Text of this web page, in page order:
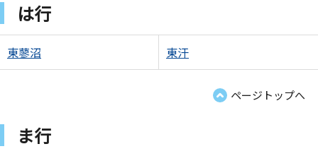
は行
東蓼沼 東汗
ページトップへ
ま行